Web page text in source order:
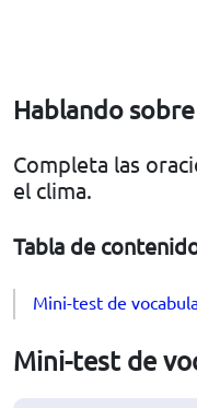
Hablando
Completa las
el clima.
Tabla de
Mini-test de
Mini-test de